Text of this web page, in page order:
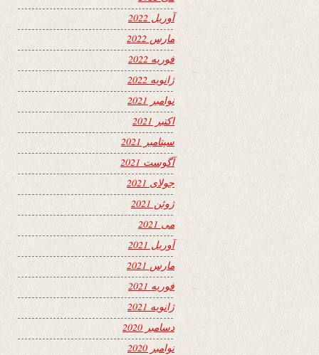
آوریل 2022
مارس 2022
فوریه 2022
ژانویه 2022
نوامبر 2021
اکتبر 2021
سپتامبر 2021
آگوست 2021
جولای 2021
ژوئن 2021
می 2021
آوریل 2021
مارس 2021
فوریه 2021
ژانویه 2021
دسامبر 2020
نوامبر 2020